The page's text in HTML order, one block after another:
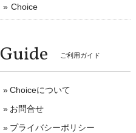
Choice
Guide ご利用ガイド
Choiceについて
お問合せ
プライバシーポリシー